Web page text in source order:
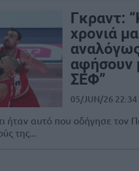
Γκραντ:
χρονιά
αφήσουν
ΣΕΦ”
05/JUN/26 22:34
ήταν αυτό που οδήγησε τον
της...